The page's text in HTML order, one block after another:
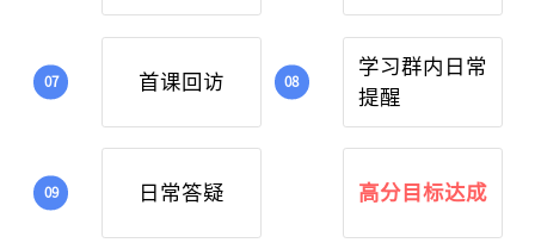
首课回访
学习群内日常
提醒
日常答疑 高分目标达成